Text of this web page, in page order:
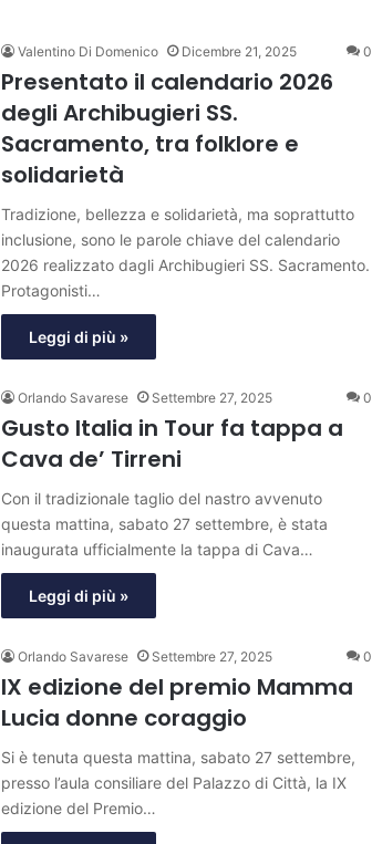
Valentino Di Domenico Dicembre 21, 2025 0
Presentato il calendario 2026
degli Archibugieri SS.
Sacramento, tra folklore e
solidarietà
Tradizione, bellezza e solidarietà, ma soprattutto
inclusione, sono le parole chiave del calendario
2026 realizzato dagli Archibugieri SS. Sacramento.
Protagonisti…
Leggi di più »
Orlando Savarese Settembre 27, 2025 0
Gusto Italia in Tour fa tappa a
Cava de’ Tirreni
Con il tradizionale taglio del nastro avvenuto
questa mattina, sabato 27 settembre, è stata
inaugurata ufficialmente la tappa di Cava…
Leggi di più »
Orlando Savarese Settembre 27, 2025 0
IX edizione del premio Mamma
Lucia donne coraggio
Si è tenuta questa mattina, sabato 27 settembre,
presso l’aula consiliare del Palazzo di Città, la IX
edizione del Premio…